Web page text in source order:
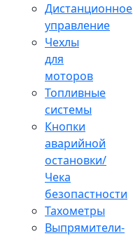
Дистанционное
управление
Чехлы
для
моторов
Топливные
системы
Кнопки
аварийной
остановки/
Чека
безопастности
Тахометры
Выпрямители-